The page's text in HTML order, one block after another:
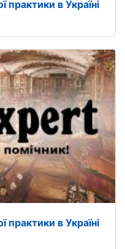
практики в Україні
практики в Україні